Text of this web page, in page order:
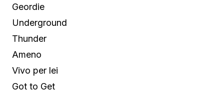
Geordie
Underground
Thunder
Ameno
Vivo per lei
Got to Get